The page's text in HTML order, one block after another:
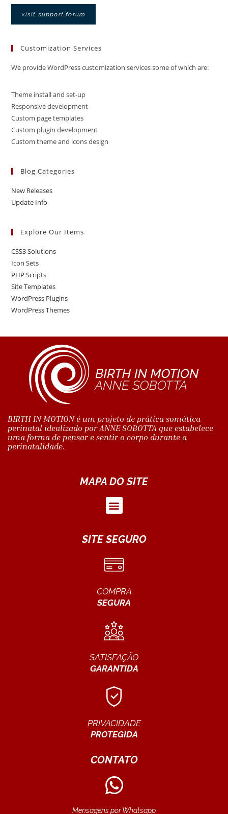
visit support forum
Customization Services
We provide WordPress customization services some of which are:
Theme install and set-up
Responsive development
Custom page templates
Custom plugin development
Custom theme and icons design
Blog Categories
New Releases
Update Info
Explore Our Items
CSS3 Solutions
Icon Sets
PHP Scripts
Site Templates
WordPress Plugins
WordPress Themes
BIRTH IN MOTION é um projeto de prática somática
perinatal idealizado por ANNE SOBOTTA que estabelece
uma forma de pensar e sentir o corpo durante a
perinatalidade.
MAPA DO SITE
SITE SEGURO
COMPRA
SEGURA
SATISFAÇÃO
GARANTIDA
PRIVACIDADE
PROTEGIDA
CONTATO
Mensagens por Whatsapp